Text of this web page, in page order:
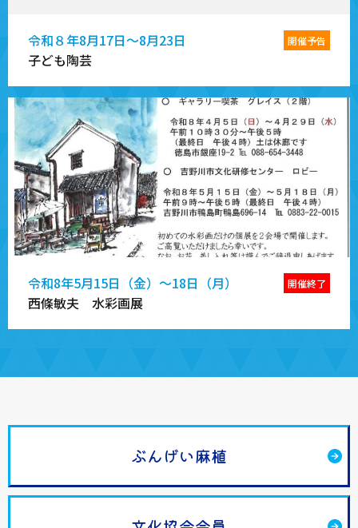
令和８年8月17日～8月23日 開催予告
子ども陶芸
令和8年5月15日（金）～18日（月） 開催終了
西條敏夫 水彩画展
ぶんげい麻植